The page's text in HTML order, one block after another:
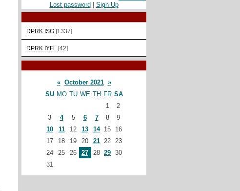
Lost password
Sign Up
DPRK ISG [1337]
DPRK IYFL [42]
« October 2021 »
SU MO TU WE TH FR SA
1
2
3
4 5 6 7 8
9
10
11 12 13 14 15
16
17
18 19 20 21 22 23
24
25 26 27 28 29 30
31